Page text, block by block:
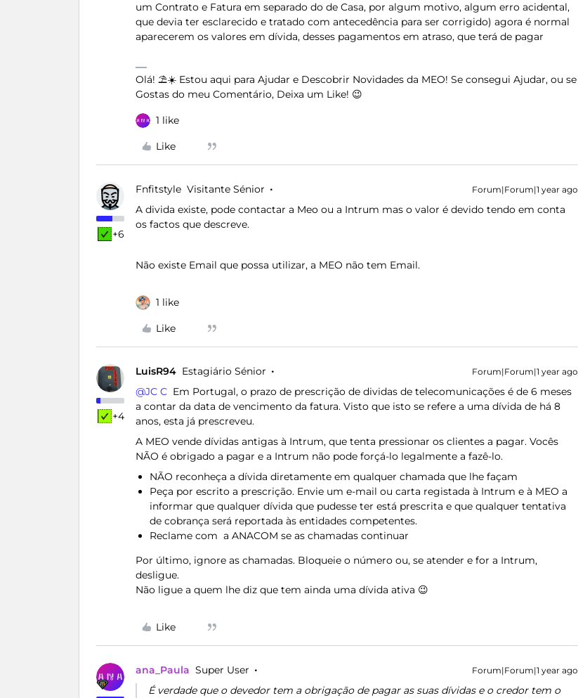
um Contrato e Fatura em separado do de Casa, por algum motivo, algum erro acidental,
que devia ter esclarecido e tratado com antecedência para ser corrigido) agora é normal
aparecerem os valores em dívida, desses pagamentos em atraso, que terá de pagar
Olá! ⛱️☀️ Estou aqui para Ajudar e Descobrir Novidades da MEO! Se consegui Ajudar, ou se
Gostas do meu Comentário, Deixa um Like! 😉
1 like
Like
+6
Fnfitstyle Visitante Sénior Forum|Forum|1 year ago
A divida existe, pode contactar a Meo ou a Intrum mas o valor é devido tendo em conta
os factos que descreve.
Não existe Email que possa utilizar, a MEO não tem Email.
1 like
Like
+4
LuisR94 Estagiário Sénior Forum|Forum|1 year ago
@JC C Em Portugal, o prazo de prescrição de dividas de telecomunicações é de 6 meses
a contar da data de vencimento da fatura. Visto que isto se refere a uma dívida de há 8
anos, esta já prescreveu.
A MEO vende dívidas antigas à Intrum, que tenta pressionar os clientes a pagar. Vocês
NÃO é obrigado a pagar e a Intrum não pode forçá-lo legalmente a fazê-lo.
NÃO reconheça a dívida diretamente em qualquer chamada que lhe façam
Peça por escrito a prescrição. Envie um e-mail ou carta registada à Intrum e à MEO a
informar que qualquer dívida que pudesse ter está prescrita e que qualquer tentativa
de cobrança será reportada às entidades competentes.
Reclame com a ANACOM se as chamadas continuar
Por último, ignore as chamadas. Bloqueie o número ou, se atender e for a Intrum,
desligue.
Não ligue a quem lhe diz que tem ainda uma dívida ativa 😉
Like
ana_Paula Super User Forum|Forum|1 year ago
É verdade que o devedor tem a obrigação de pagar as suas dívidas e o credor tem o